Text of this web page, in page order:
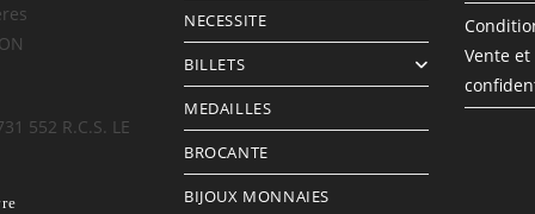
552 R.C.S. LE
NECESSITE
BILLETS
MEDAILLES
BROCANTE
BIJOUX MONNAIES
Vente